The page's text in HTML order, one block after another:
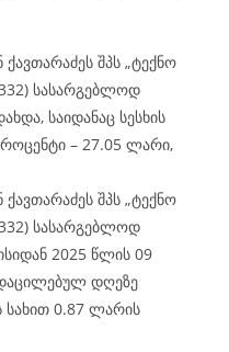
შპს „ტექნო
სასარგებლოდ
საიდანაც სესხის
– 27.05 ლარი,
შპს „ტექნო
სასარგებლოდ
2025 წლის 09
დღეზე
0.87 ლარის